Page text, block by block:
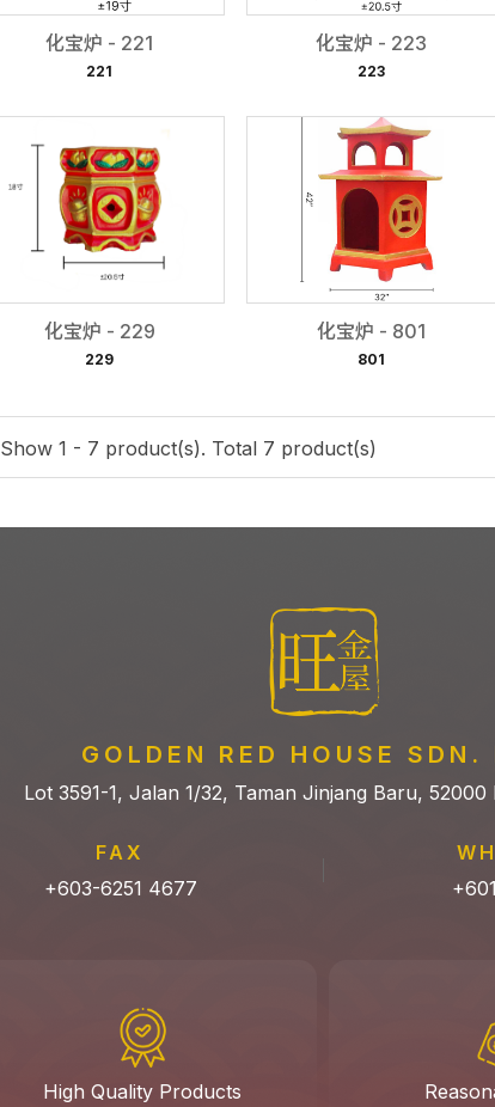
化宝炉 - 221
221
化宝炉 - 223
223
化宝炉 - 229
229
化宝炉 - 801
801
Show 1 - 7 product(s). Total 7 product(s)
GOLDEN RED HOUSE SDN.
Lot 3591-1, Jalan 1/32, Taman Jinjang Baru, 52000
FAX
+603-6251 4677
High Quality Products